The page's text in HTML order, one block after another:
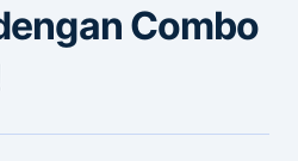
Combo